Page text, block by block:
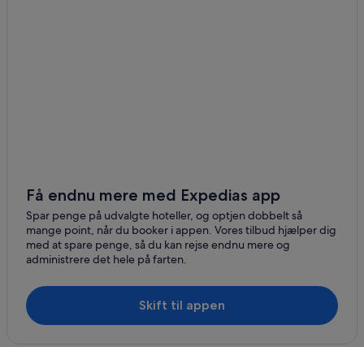
Få endnu mere med Expedias app
Spar penge på udvalgte hoteller, og optjen dobbelt så
mange point, når du booker i appen. Vores tilbud hjælper dig
med at spare penge, så du kan rejse endnu mere og
administrere det hele på farten.
Skift til appen